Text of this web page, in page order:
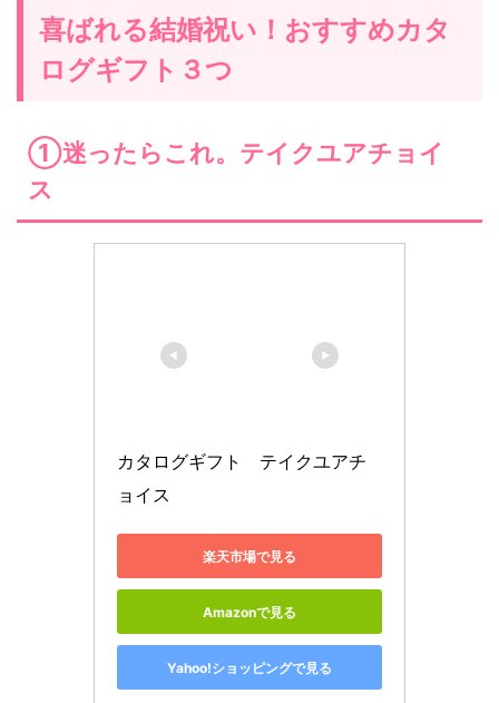
喜ばれる結婚祝い！おすすめカタ
ログギフト３つ
①迷ったらこれ。テイクユアチョイ
ス
カタログギフト　テイクユアチ
ョイス
楽天市場で見る
Amazonで見る
Yahoo!ショッピングで見る